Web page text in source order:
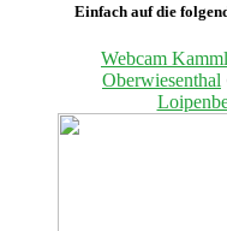
Einfach auf die
Webcam
Oberwiesenthal